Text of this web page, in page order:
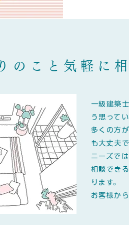
こと気軽に相
一級建築
う思って
多くの方
も大丈夫で
ニーズで
相談でき
ります。
お客様か